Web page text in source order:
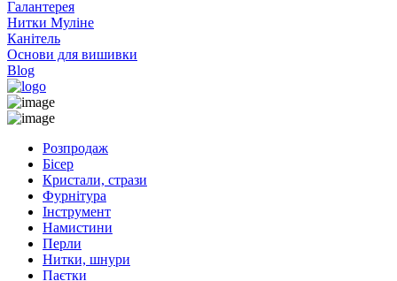
Галантерея
Нитки Муліне
Канітель
Основи для вишивки
Blog
Розпродаж
Бісер
Кристали, стрази
Фурнітура
Інструмент
Намистини
Перли
Нитки, шнури
Паєтки